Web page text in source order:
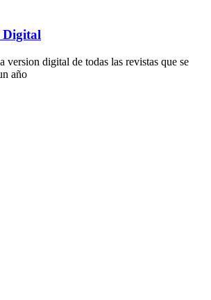
Digital
version digital de todas las revistas que se
año